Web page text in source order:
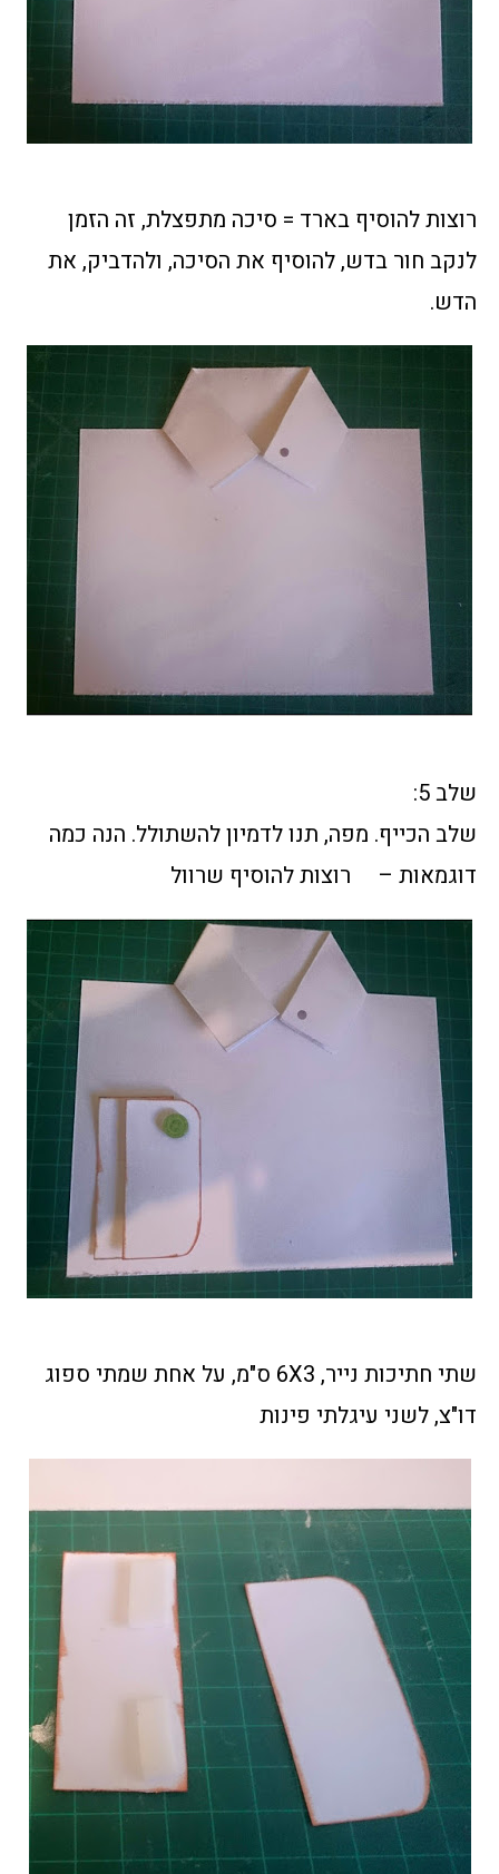
רוצות להוסיף בארד = סיכה מתפצלת, זה הזמן
לנקב חור בדש, להוסיף את הסיכה, ולהדביק, את
הדש.
שלב 5:
שלב הכייף. מפה, תנו לדמיון להשתולל. הנה כמה
דוגמאות – רוצות להוסיף שרוול
שתי חתיכות נייר, 6X3 ס"מ, על אחת שמתי ספוג
דו"צ, לשני עיגלתי פינות